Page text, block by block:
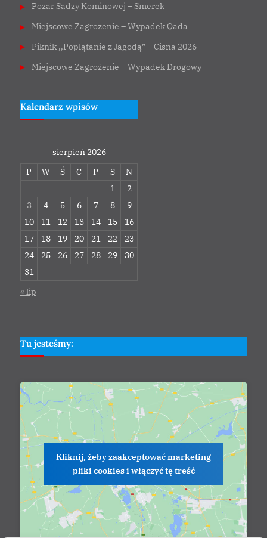
Pożar Sadzy Kominowej – Smerek
Miejscowe Zagrożenie – Wypadek Qada
Piknik ,,Poplątanie z Jagodą” – Cisna 2026
Miejscowe Zagrożenie – Wypadek Drogowy
Kalendarz wpisów
sierpień 2026
P
W Ś C P S
N
1
2
3
4 5 6 7 8
9
10
11 12 13 14 15
16
17
18 19 20 21 22
23
24
25 26 27 28 29
30
31
« lip
Tu jesteśmy:
Kliknij, żeby zaakceptować marketing
pliki cookies i włączyć tę treść